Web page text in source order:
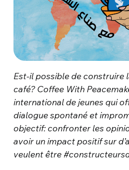
Est-il possible de construire
café? Coffee With
international de jeunes qui
dialogue spontané et
objectif: confronter les
avoir un impact positif sur
veulent être